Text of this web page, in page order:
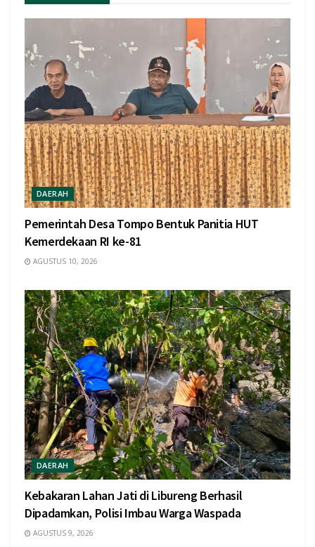
DAERAH
Pemerintah Desa Tompo Bentuk Panitia HUT
Kemerdekaan RI ke-81
AGUSTUS 10, 2026
DAERAH
Kebakaran Lahan Jati di Libureng Berhasil
Dipadamkan, Polisi Imbau Warga Waspada
AGUSTUS 9, 2026